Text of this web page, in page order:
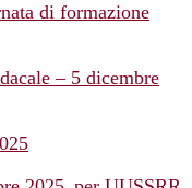
di formazione
– 5 dicembre